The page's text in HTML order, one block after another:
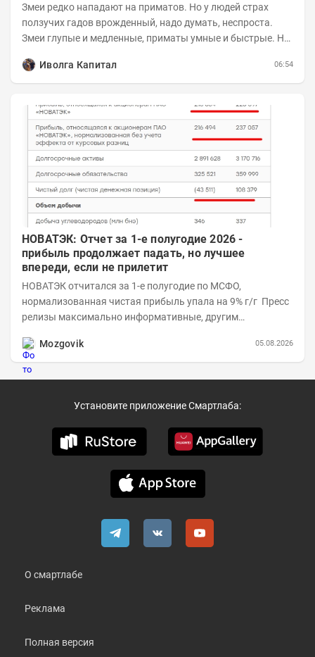
Змеи редко нападают на приматов. Но у людей страх
ползучих гадов врожденный, надо думать, неспроста.
Змеи глупые и медленные, приматы умные и быстрые. Но
Иволга Капитал
06:54
НОВАТЭК: Отчет за 1-е полугодие 2026 -
прибыль продолжает падать, но лучшее
впереди, если не прилетит
НОВАТЭК отчитался за 1-е полугодие по МСФО,
нормализованная чистая прибыль упала на 9% г/г Пресс
релизы максимально информативные, другим
Mozgovik
05.08.2026
Установите приложение Смартлаба:
О смартлабе
Реклама
Полная версия